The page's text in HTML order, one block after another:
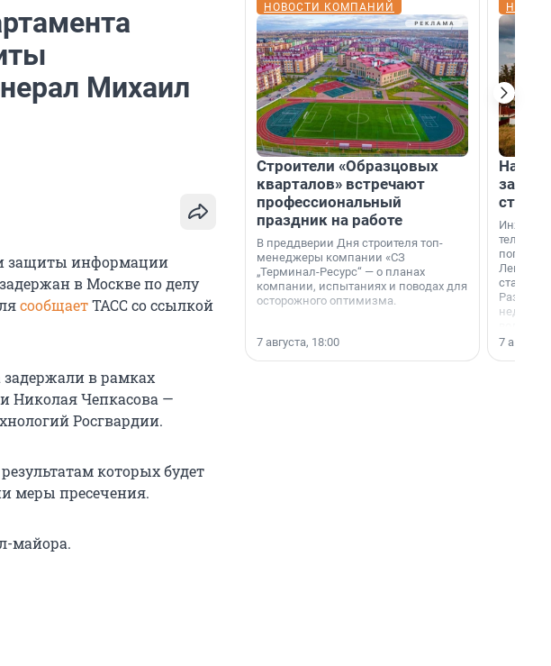
Михаил
и защиты информации
в Москве по делу
сообщаетТАСС со ссылкой
задержали в рамках
Николая Чепкасова —
Росгвардии.
которых будет
меры пресечения.
майора.
НОВОСТИ КОМПАНИЙ
Строители «Образцовых
кварталов» встречают
профессиональный
праздник на работе
В преддверии Дня строителя топ-
менеджеры компании «СЗ
„Терминал-Ресурс“ — о планах
компании, испытаниях и поводах для
осторожного оптимизма.
7 августа, 18:00
На
станции
7